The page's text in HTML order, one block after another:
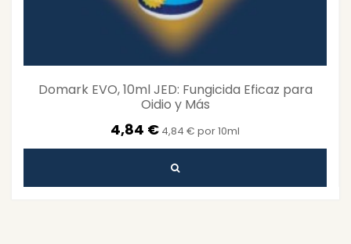
Domark EVO, 10ml JED: Fungicida Eficaz para
Oidio y Más
4,84 € 4,84 € por 10ml